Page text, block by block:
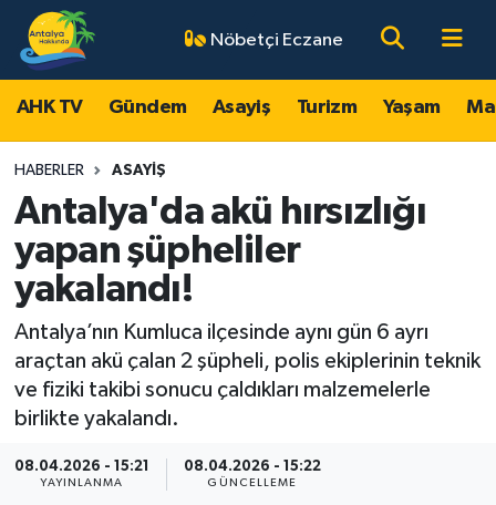
Nöbetçi Eczane
AHK TV Gündem Asayiş Turizm Yaşam
HABERLER ASAYIŞ
Antalya'da akü hırsızlığı
yapan şüpheliler
yakalandı!
Antalya’nın Kumluca ilçesinde aynı gün 6 ayrı
araçtan akü çalan 2 şüpheli, polis ekiplerinin teknik
ve fiziki takibi sonucu çaldıkları malzemelerle
birlikte yakalandı.
08.04.2026 - 15:21
YAYINLANMA
08.04.2026 - 15:22
GÜNCELLEME
AHK TV
Gündem
Asayiş
Turizm
Magazin
Ekonomi
Spor
Antalya Nöbetçi Eczaneler
Antalya Hava Durumu
Antalya Namaz Vakitleri
Antalya Trafik Yoğunluk Haritası
Tüm Manşetler
Son Dakika Haberleri
Haber Arşivi